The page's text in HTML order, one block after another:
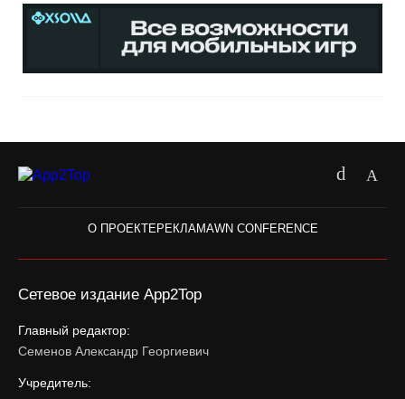
О ПРОЕКТЕРЕКЛАМАWN CONFERENCE
Сетевое издание App2Top
Главный редактор:
Семенов Александр Георгиевич
Учредитель: